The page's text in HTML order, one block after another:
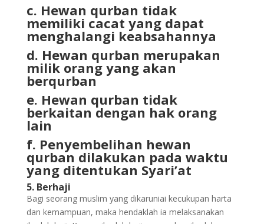
c. Hewan qurban tidak
memiliki cacat yang dapat
menghalangi keabsahannya
d. Hewan qurban merupakan
milik orang yang akan
berqurban
e. Hewan qurban tidak
berkaitan dengan hak orang
lain
f. Penyembelihan hewan
qurban dilakukan pada waktu
yang ditentukan Syari’at
5. Berhaji
Bagi seorang muslim yang dikaruniai kecukupan harta
dan kemampuan, maka hendaklah ia melaksanakan